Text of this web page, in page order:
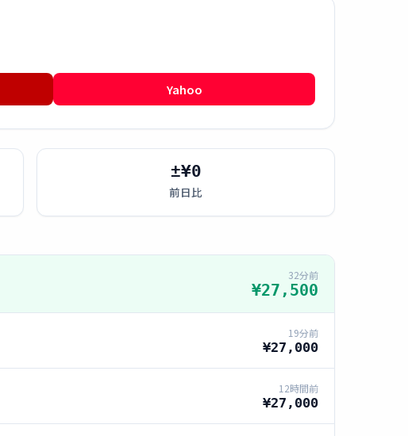
Yahoo
±¥0
前日比
32分前
¥27,500
19分前
¥27,000
12時間前
¥27,000